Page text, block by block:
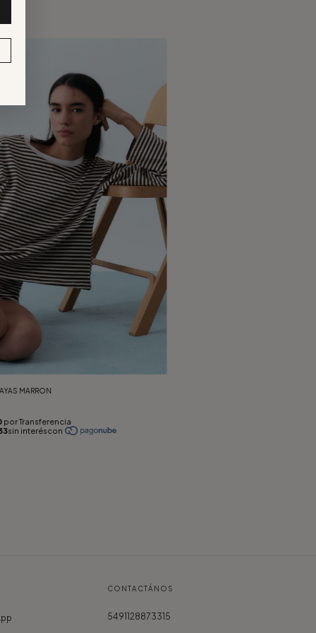
MARRON
CONTACTÁNOS
5491128873315